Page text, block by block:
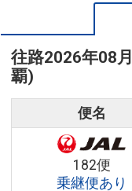
往路2026年08
覇)
便名
182便
乗継便あり